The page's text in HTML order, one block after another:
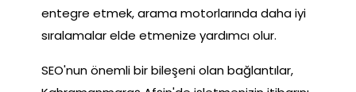
entegre etmek, arama motorlarında daha iyi
sıralamalar elde etmenize yardımcı olur.
SEO'nun önemli bir bileşeni olan bağlantılar,